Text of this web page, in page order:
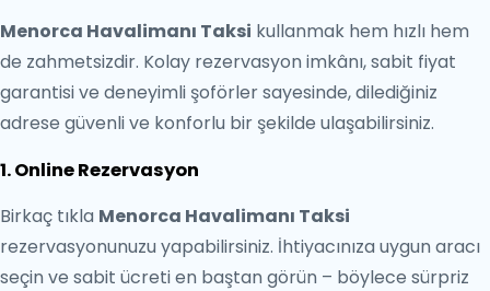
Menorca Havalimanı Taksi kullanmak hem hızlı hem
de zahmetsizdir. Kolay rezervasyon imkânı, sabit fiyat
garantisi ve deneyimli şoförler sayesinde, dilediğiniz
adrese güvenli ve konforlu bir şekilde ulaşabilirsiniz.
1. Online Rezervasyon
Birkaç tıkla Menorca Havalimanı Taksi
rezervasyonunuzu yapabilirsiniz. İhtiyacınıza uygun aracı
seçin ve sabit ücreti en baştan görün – böylece sürpriz